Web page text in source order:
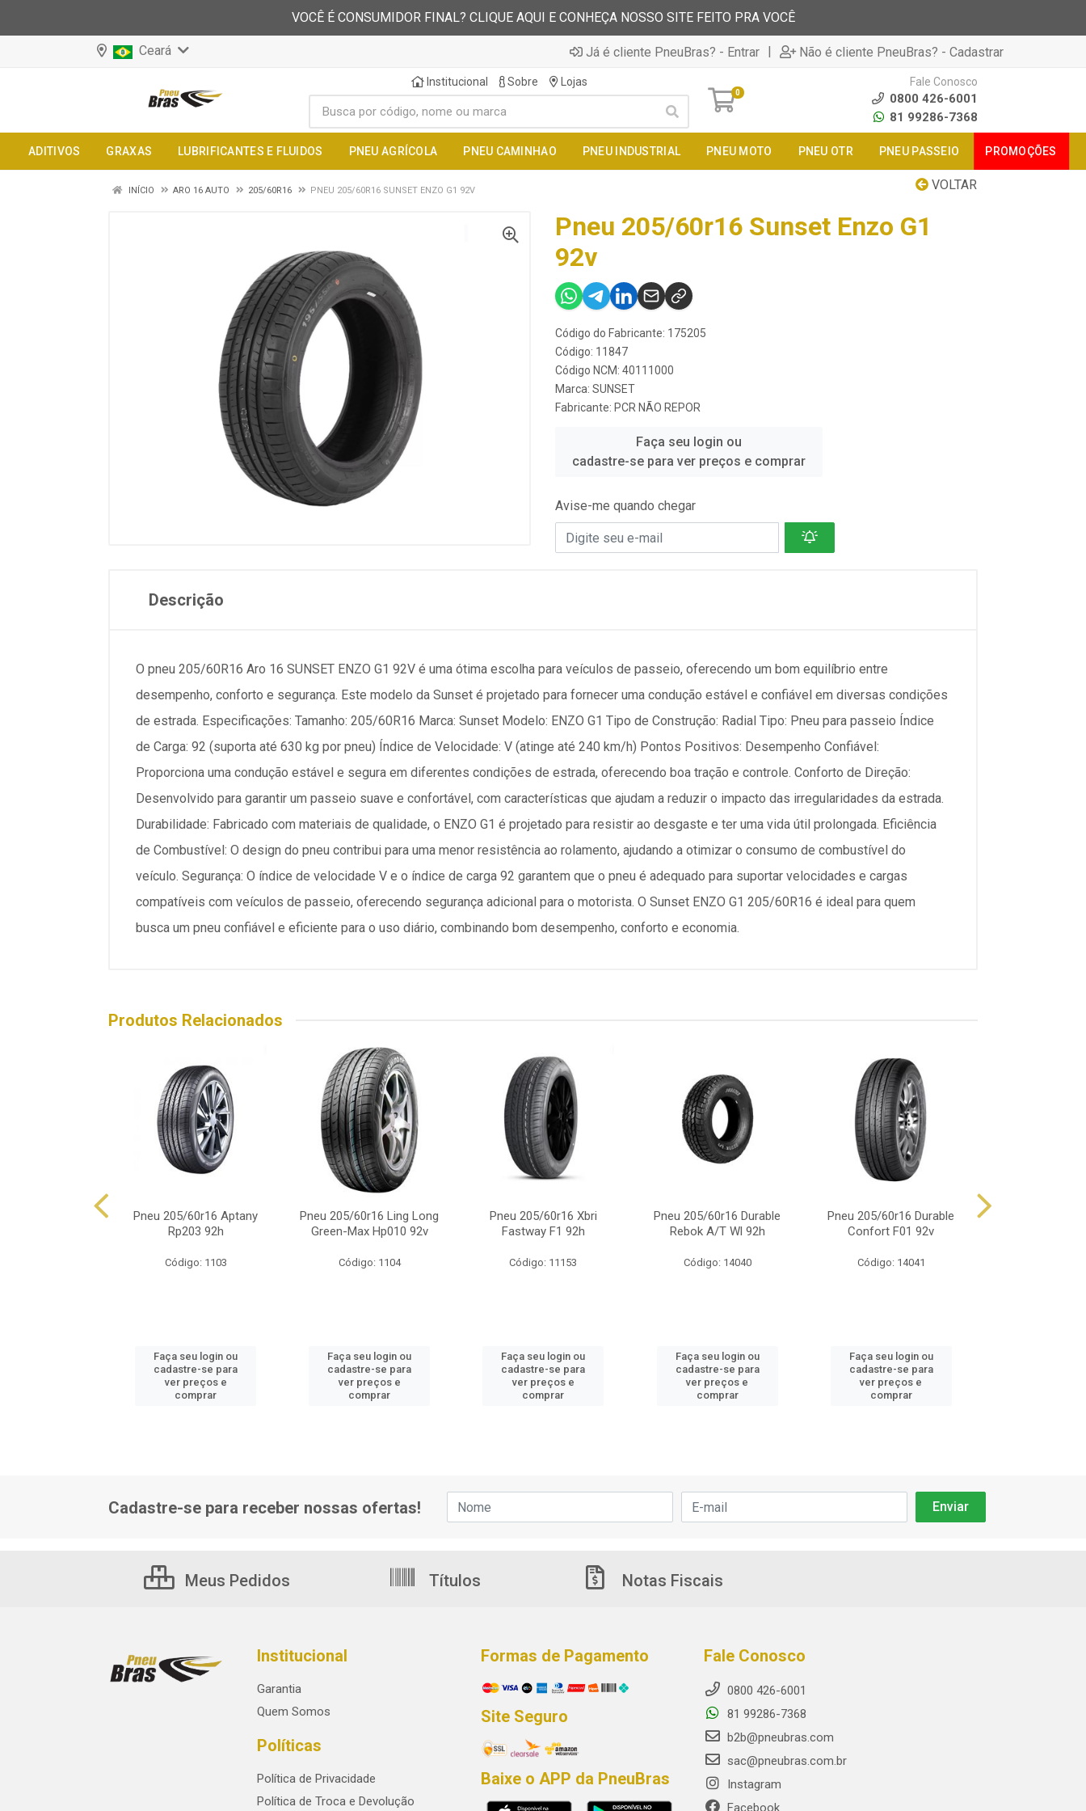
VOCÊ É CONSUMIDOR FINAL? CLIQUE AQUI E CONHEÇA NOSSO SITE FEITO PRA VOCÊ
Ceará Já é cliente PneuBras? - Entrar | Não é cliente PneuBras? - Cadastrar
Institucional Sobre Lojas
0
Fale Conosco
0800 426-6001
81 99286-7368
ADITIVOS GRAXAS LUBRIFICANTES E FLUIDOS PNEU AGRÍCOLA PNEU CAMINHAO PNEU INDUSTRIAL PNEU MOTO PNEU OTR PNEU PASSEIO PROMOÇÕES
VOLTAR
INÍCIO ARO 16 AUTO 205/60R16 PNEU 205/60R16 SUNSET ENZO G1 92V
Pneu 205/60r16 Sunset Enzo G1
92v
Código do Fabricante: 175205
Código: 11847
Código NCM: 40111000
Marca: SUNSET
Fabricante: PCR NÃO REPOR
Faça seu login ou
cadastre-se para ver preços e comprar
Avise-me quando chegar
Descrição
O pneu 205/60R16 Aro 16 SUNSET ENZO G1 92V é uma ótima escolha para veículos de passeio, oferecendo um bom equilíbrio entre
desempenho, conforto e segurança. Este modelo da Sunset é projetado para fornecer uma condução estável e confiável em diversas condições
de estrada. Especificações: Tamanho: 205/60R16 Marca: Sunset Modelo: ENZO G1 Tipo de Construção: Radial Tipo: Pneu para passeio Índice
de Carga: 92 (suporta até 630 kg por pneu) Índice de Velocidade: V (atinge até 240 km/h) Pontos Positivos: Desempenho Confiável:
Proporciona uma condução estável e segura em diferentes condições de estrada, oferecendo boa tração e controle. Conforto de Direção:
Desenvolvido para garantir um passeio suave e confortável, com características que ajudam a reduzir o impacto das irregularidades da estrada.
Durabilidade: Fabricado com materiais de qualidade, o ENZO G1 é projetado para resistir ao desgaste e ter uma vida útil prolongada. Eficiência
de Combustível: O design do pneu contribui para uma menor resistência ao rolamento, ajudando a otimizar o consumo de combustível do
veículo. Segurança: O índice de velocidade V e o índice de carga 92 garantem que o pneu é adequado para suportar velocidades e cargas
compatíveis com veículos de passeio, oferecendo segurança adicional para o motorista. O Sunset ENZO G1 205/60R16 é ideal para quem
busca um pneu confiável e eficiente para o uso diário, combinando bom desempenho, conforto e economia.
Produtos Relacionados
Pneu 205/60r16 Aptany
Rp203 92h
Código: 1103
Faça seu login ou
cadastre-se para
ver preços e
comprar
Pneu 205/60r16 Ling Long
Green-Max Hp010 92v
Código: 1104
Faça seu login ou
cadastre-se para
ver preços e
comprar
Pneu 205/60r16 Xbri
Fastway F1 92h
Código: 11153
Faça seu login ou
cadastre-se para
ver preços e
comprar
Pneu 205/60r16 Durable
Rebok A/T Wl 92h
Código: 14040
Faça seu login ou
cadastre-se para
ver preços e
comprar
Pneu 205/60r16 Durable
Confort F01 92v
Código: 14041
Faça seu login ou
cadastre-se para
ver preços e
comprar
Cadastre-se para receber nossas ofertas!
Meus Pedidos Títulos Notas Fiscais
Institucional
Garantia
Quem Somos
Políticas
Política de Privacidade
Política de Troca e Devolução
Formas de Pagamento
Site Seguro
Baixe o APP da PneuBras
Fale Conosco
0800 426-6001
81 99286-7368
b2b@pneubras.com
sac@pneubras.com.br
Instagram
Facebook